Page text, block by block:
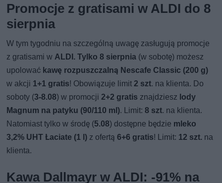
Promocje z gratisami w ALDI do 8
sierpnia
W tym tygodniu na szczególną uwagę zasługują promocje
z gratisami w ALDI. Tylko 8 sierpnia (w sobotę) możesz
upolować kawę rozpuszczalną Nescafe Classic (200 g)
w akcji 1+1 gratis! Obowiązuje limit2 szt. na klienta. Do
soboty (3-8.08) w promocji2+2 gratis znajdziesz lody
Magnum na patyku (90/110 ml). Limit:8 szt. na klienta.
Natomiast tylko w środę (5.08) dostępne będzie mleko
3,2% UHT Łaciate (1 l) z ofertą6+6 gratis! Limit: 12 szt. na
klienta.
Kawa Dallmayr w ALDI: -91% na